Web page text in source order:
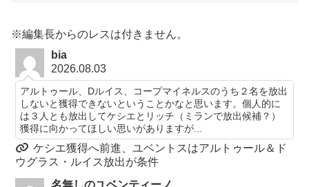
※編集長からのレスは付きません。
bia
2026.08.03
アルトゥール、Dルイス、コープマイネルスのうち２名を放出
しないと獲得できないということかなと思います。個人的に
は３人とも放出してケシエとリッチ（ミランで放出候補？）
獲得に向かってほしい思いがありますが...
ケシエ獲得へ前進、ユベントスはアルトゥール＆ド
ウグラス・ルイス放出が条件
名無しのユベンティーノ